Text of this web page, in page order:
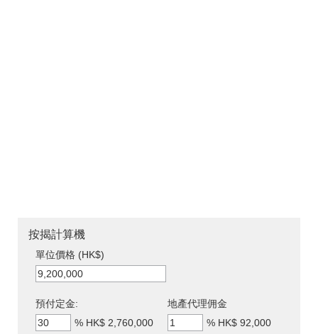
按揭計算機
單位價格 (HK$)
預付定金:
% HK$ 2,760,000
地產代理佣金
% HK$ 92,000